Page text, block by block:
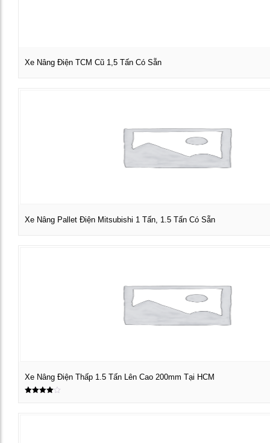
Xe Nâng Điện TCM Cũ 1,5 Tấn Có Sẵn
Xe Nâng Pallet Điện Mitsubishi 1 Tấn, 1.5 Tấn Có Sẵn
Xe Nâng Điện Thấp 1.5 Tấn Lên Cao 200mm Tại HCM